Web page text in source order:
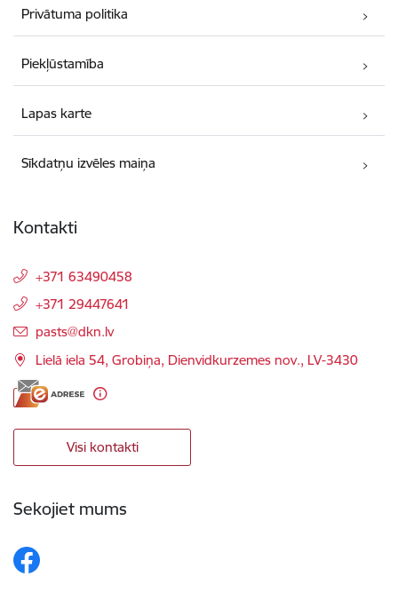
Privātuma politika
Piekļūstamība
Lapas karte
Sīkdatņu izvēles maiņa
Kontakti
+371 63490458
+371 29447641
E-pasts:
pasts@dkn.lv
Lielā iela 54, Grobiņa, Dienvidkurzemes nov., LV-3430
Visi kontakti
Sekojiet mums